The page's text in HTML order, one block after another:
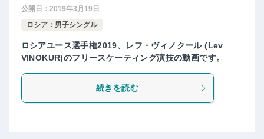
公開日： 2019年3月19日
ロシア：男子シングル
ロシアユース選手権2019、レフ・ヴィノクール (Lev
VINOKUR)のフリースケーティング演技の動画です。
続きを読む